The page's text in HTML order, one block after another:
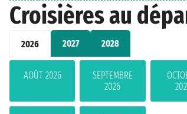
Croisières au
2026 2027 2028
AOÛT 2026
SEPTEMBRE
2026